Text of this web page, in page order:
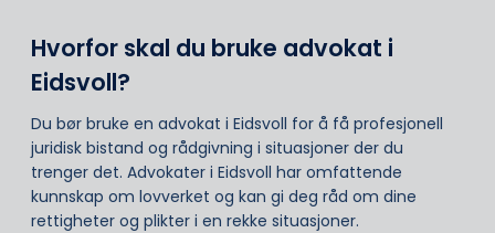
Hvorfor skal du bruke advokat i
Eidsvoll?
Du bør bruke en advokat i Eidsvoll for å få profesjonell
juridisk bistand og rådgivning i situasjoner der du
trenger det. Advokater i Eidsvoll har omfattende
kunnskap om lovverket og kan gi deg råd om dine
rettigheter og plikter i en rekke situasjoner.